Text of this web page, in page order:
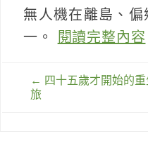
無人機在離島、
一。
閱讀完整內容
文
章
← 四十五歲才開始的重
旅